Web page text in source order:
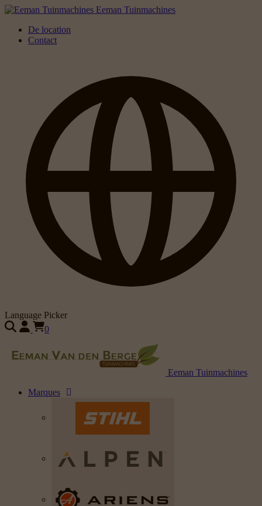
Eeman Tuinmachines
De location
Contact
Language Picker
0
Eeman Tuinmachines
Marques